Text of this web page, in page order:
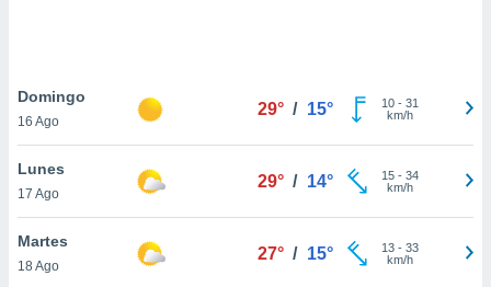
únicos
similares
como
sitio
Domingo
16 Ago
29° / 15° 10- 31
km/h
Lunes
17 Ago
29° / 14° 15- 34
km/h
Martes
18 Ago
27° / 15° 13- 33
km/h